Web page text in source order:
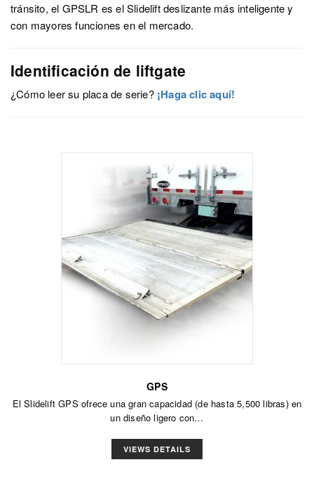
tránsito, el GPSLR es el Slidelift deslizante más inteligente y
con mayores funciones en el mercado.
Identificación de liftgate
¿Cómo leer su placa de serie? ¡Haga clic aquí!
GPS
El Slidelift GPS ofrece una gran capacidad (de hasta 5,500 libras) en
un diseño ligero con…
VIEWS DETAILS